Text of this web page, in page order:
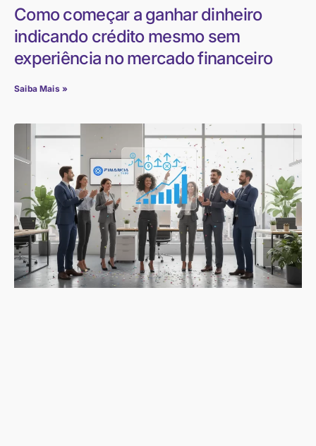
Como começar a ganhar dinheiro
indicando crédito mesmo sem
experiência no mercado financeiro
Saiba Mais »